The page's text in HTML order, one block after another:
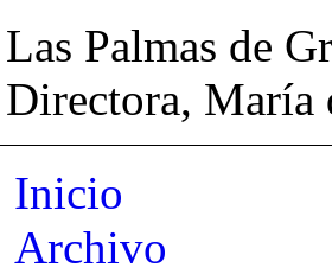
Las Palmas de
Directora, María
Inicio
Archivo